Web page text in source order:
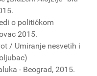
o političkom
2015.
/ Umiranje nesvetih i
- Beograd, 2015.